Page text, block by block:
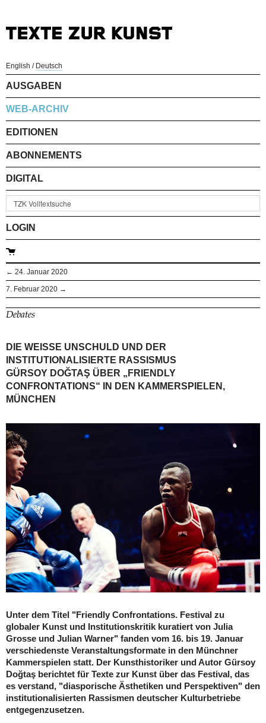
English / Deutsch
AUSGABEN
WEB-ARCHIV
EDITIONEN
ABONNEMENTS
DIGITAL
LOGIN
← 24. Januar 2020
7. Februar 2020 →
Debates
DIE WEISSE UNSCHULD UND DER
INSTITUTIONALISIERTE RASSISMUS
GÜRSOY DOĞTAŞ ÜBER „FRIENDLY
CONFRONTATIONS“ IN DEN KAMMERSPIELEN,
MÜNCHEN
Unter dem Titel "Friendly Confrontations. Festival zu
globaler Kunst und Institutionskritik kuratiert von Julia
Grosse und Julian Warner" fanden vom 16. bis 19. Januar
verschiedenste Veranstaltungsformate in den Münchner
Kammerspielen statt. Der Kunsthistoriker und Autor Gürsoy
Doğtaş berichtet für Texte zur Kunst über das Festival, das
es verstand, "diasporische Ästhetiken und Perspektiven" den
institutionalisierten Rassismen deutscher Kulturbetriebe
entgegenzusetzen.